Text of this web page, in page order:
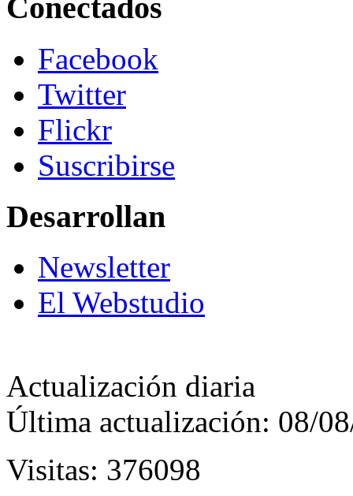
Conectados
Facebook
Twitter
Flickr
Suscribirse
Desarrollan
Newsletter
El Webstudio
Actualización diaria
Última actualización: 08/
Visitas: 376098